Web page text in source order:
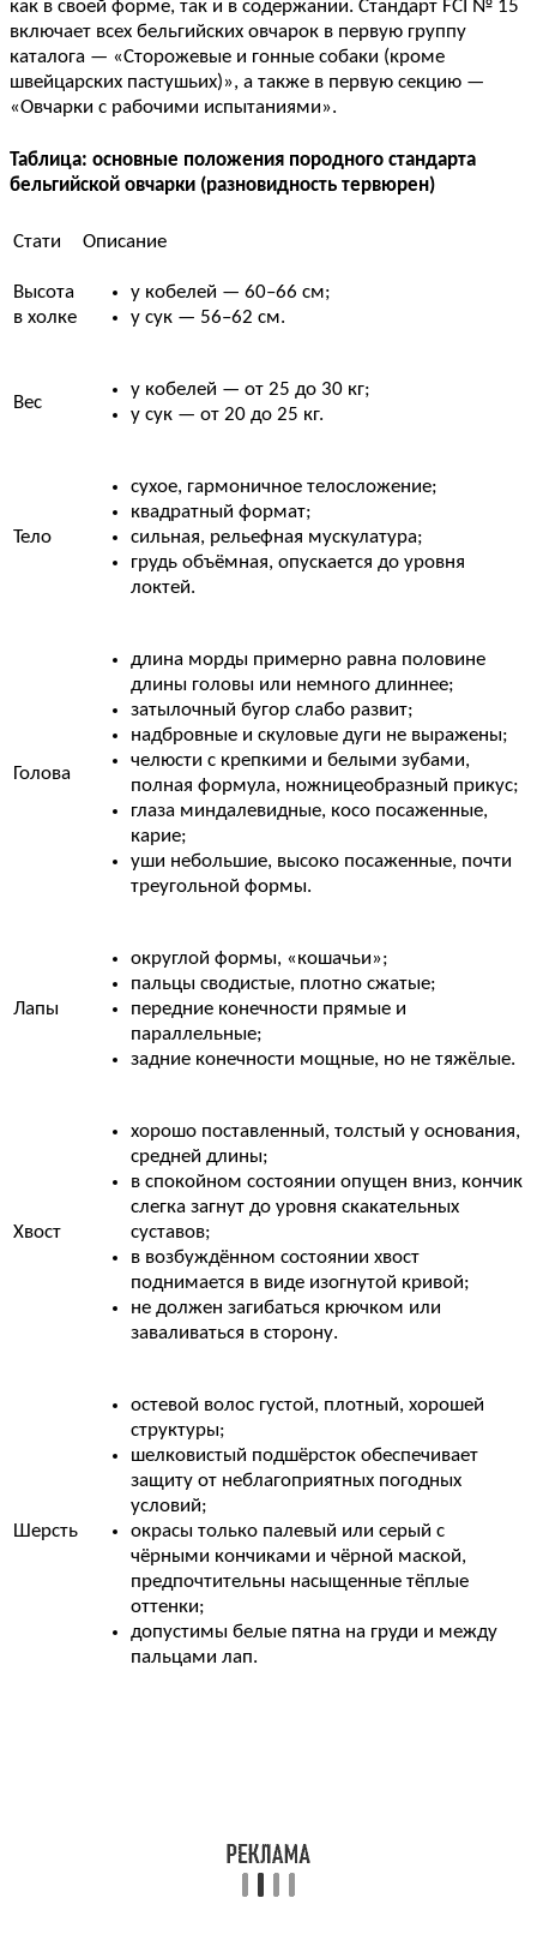
как в своей форме, так и в содержании. Стандарт FCI № 15
включает всех бельгийских овчарок в первую группу
каталога — «Сторожевые и гонные собаки (кроме
швейцарских пастушьих)», а также в первую секцию —
«Овчарки с рабочими испытаниями».
Таблица: основные положения породного стандарта
бельгийской овчарки (разновидность тервюрен)
Стати Описание
Высота
в холке
у кобелей — 60–66 см;
у сук — 56–62 см.
Вес
у кобелей — от 25 до 30 кг;
у сук — от 20 до 25 кг.
Тело
сухое, гармоничное телосложение;
квадратный формат;
сильная, рельефная мускулатура;
грудь объёмная, опускается до уровня
локтей.
Голова
длина морды примерно равна половине
длины головы или немного длиннее;
затылочный бугор слабо развит;
надбровные и скуловые дуги не выражены;
челюсти с крепкими и белыми зубами,
полная формула, ножницеобразный прикус;
глаза миндалевидные, косо посаженные,
карие;
уши небольшие, высоко посаженные, почти
треугольной формы.
Лапы
округлой формы, «кошачьи»;
пальцы сводистые, плотно сжатые;
передние конечности прямые и
параллельные;
задние конечности мощные, но не тяжёлые.
Хвост
хорошо поставленный, толстый у основания,
средней длины;
в спокойном состоянии опущен вниз, кончик
слегка загнут до уровня скакательных
суставов;
в возбуждённом состоянии хвост
поднимается в виде изогнутой кривой;
не должен загибаться крючком или
заваливаться в сторону.
Шерсть
остевой волос густой, плотный, хорошей
структуры;
шелковистый подшёрсток обеспечивает
защиту от неблагоприятных погодных
условий;
окрасы только палевый или серый с
чёрными кончиками и чёрной маской,
предпочтительны насыщенные тёплые
оттенки;
допустимы белые пятна на груди и между
пальцами лап.